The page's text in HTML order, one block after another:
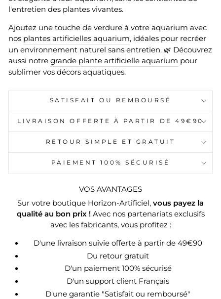
l'entretien des plantes vivantes.
Ajoutez une touche de verdure à votre aquarium avec
nos plantes artificielles aquarium, idéales pour recréer
un environnement naturel sans entretien. 🌿 Découvrez
aussi notre grande plante artificielle aquarium pour
sublimer vos décors aquatiques.
SATISFAIT OU REMBOURSÉ
LIVRAISON OFFERTE À PARTIR DE 49€90
RETOUR SIMPLE ET GRATUIT
PAIEMENT 100% SÉCURISÉ
VOS AVANTAGES
Sur votre boutique Horizon-Artificiel, vous payez la
qualité au bon prix !Avec nos partenariats exclusifs
avec les fabricants, vous profitez :
D'une livraison suivie offerte à partir de 49€90
Du retour gratuit
D'un paiement 100% sécurisé
D'un support client Français
D'une garantie "Satisfait ou remboursé"